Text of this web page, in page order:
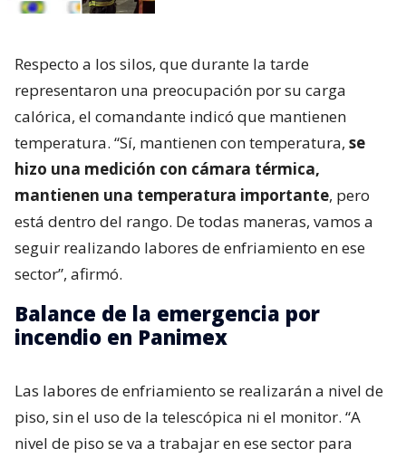
Respecto a los silos, que durante la tarde
representaron una preocupación por su carga
calórica, el comandante indicó que mantienen
temperatura. “Sí, mantienen con temperatura, se
hizo una medición con cámara térmica,
mantienen una temperatura importante, pero
está dentro del rango. De todas maneras, vamos a
seguir realizando labores de enfriamiento en ese
sector”, afirmó.
Balance de la emergencia por
incendio en Panimex
Las labores de enfriamiento se realizarán a nivel de
piso, sin el uso de la telescópica ni el monitor. “A
nivel de piso se va a trabajar en ese sector para